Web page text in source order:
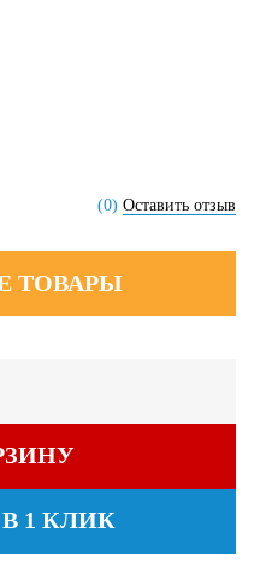
(0) Оставить отзыв
ТОВАРЫ
1 КЛИК